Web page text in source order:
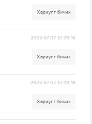
Хариулт бичих
2022-07-07 12:09:16
Хариулт бичих
2022-07-07 12:09:16
Хариулт бичих